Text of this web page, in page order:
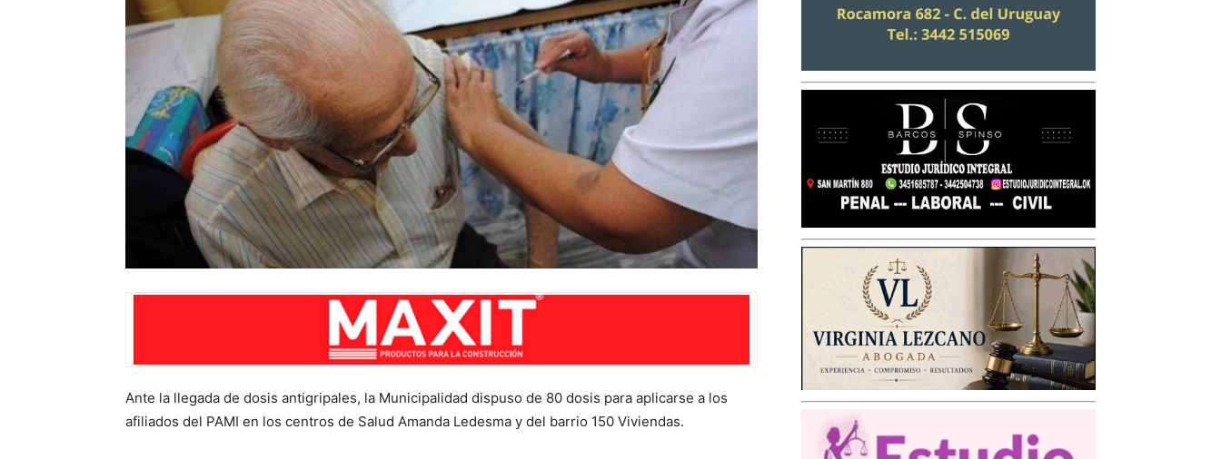
Ante la llegada de dosis antigripales, la Municipalidad dispuso de 80 dosis para aplicarse a los
afiliados del PAMI en los centros de Salud Amanda Ledesma y del barrio 150 Viviendas.